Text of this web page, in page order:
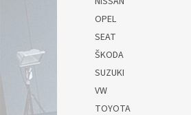
OPEL
SEAT
ŠKODA
SUZUKI
VW
TOYOTA